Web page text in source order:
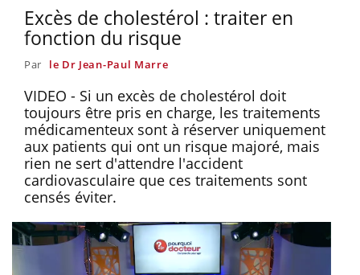
Excès de cholestérol : traiter en
fonction du risque
Par le Dr Jean-Paul Marre
VIDEO - Si un excès de cholestérol doit
toujours être pris en charge, les traitements
médicamenteux sont à réserver uniquement
aux patients qui ont un risque majoré, mais
rien ne sert d'attendre l'accident
cardiovasculaire que ces traitements sont
censés éviter.